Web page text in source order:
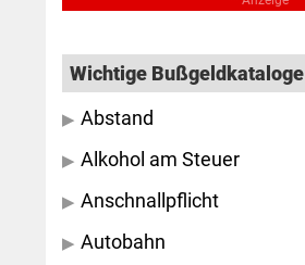
Wichtige Bußgeldkataloge
Abstand
Alkohol am Steuer
Anschnallpflicht
Autobahn